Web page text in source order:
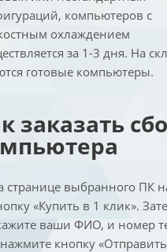
компьютеров с
охлаждением
за 1-3 дня. На
готовые компьютеры.
заказать
странице выбранного ПК
«Купить в 1 клик».
ваши ФИО, и номер
кнопку